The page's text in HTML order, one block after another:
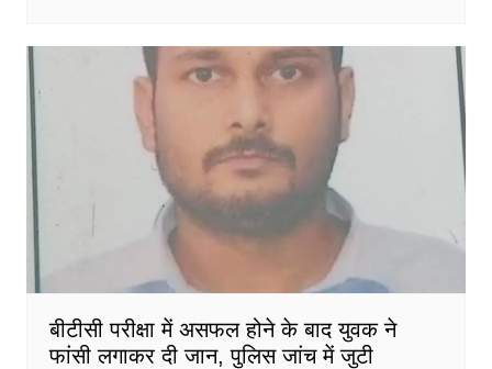
बीटीसी परीक्षा में असफल होने के बाद युवक ने
फांसी लगाकर दी जान, पुलिस जांच में जुटी